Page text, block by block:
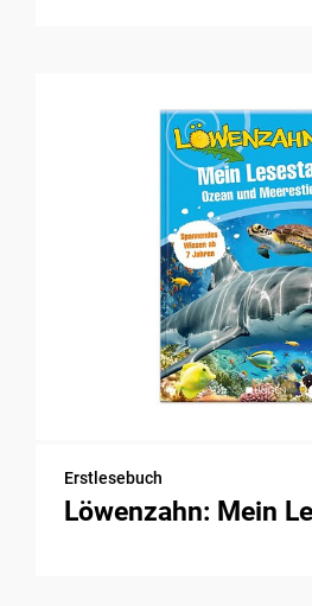
Erstlesebuch
Löwenzahn: Mein